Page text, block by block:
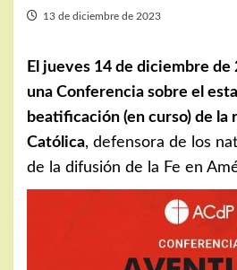
13 de diciembre de 2023
El jueves 14 de diciembre de
una Conferencia sobre el
beatificación (en curso) de la
Católica, defensora de los
de la difusión de la Fe en